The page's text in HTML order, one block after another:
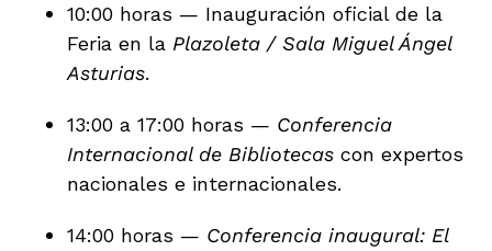
10:00 horas — Inauguración oficial de la
Feria en la Plazoleta / Sala Miguel Ángel
Asturias.
13:00 a 17:00 horas — Conferencia
Internacional de Bibliotecas con expertos
nacionales e internacionales.
14:00 horas — Conferencia inaugural: El